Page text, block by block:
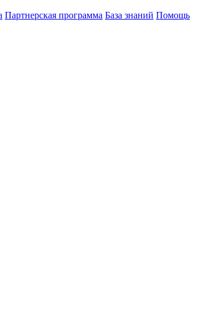
Партнерская программа База знаний Помощь